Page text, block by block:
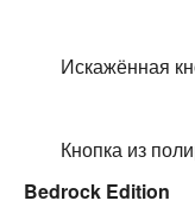
Искажённая
Кнопка из
Bedrock Edition